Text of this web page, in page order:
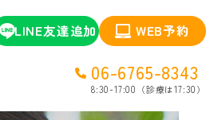
LINE友達追加 WEB予約
06-6765-8343
8:30-17:00（診療は17:30）